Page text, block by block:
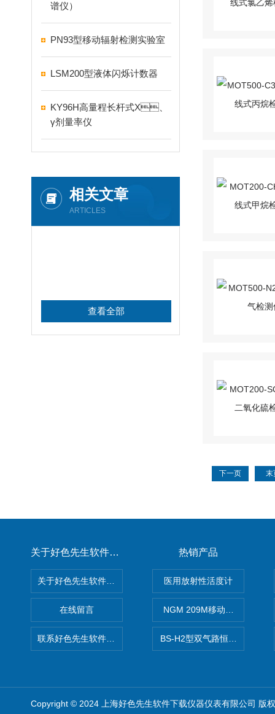
谱仪）
PN93型移动辐射检测实验室
LSM200型液体闪烁计数器
KY96H高量程长杆式X、
γ剂量率仪
相关文章
ARTICLES
查看全部
下一页 末
关于好色先生软件下载
在线留言
热销产品
医用放射性活度计
NGM 209M移动式惰性气体
BS-H2型双气路恒流大气采样
Copyright © 2024 上海好色先生软件下载仪器仪表有限公司 版